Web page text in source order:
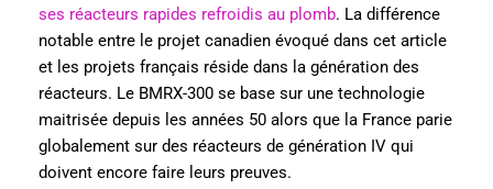
ses réacteurs rapides refroidis au plomb. La différence
notable entre le projet canadien évoqué dans cet article
et les projets français réside dans la génération des
réacteurs. Le BMRX-300 se base sur une technologie
maitrisée depuis les années 50 alors que la France parie
globalement sur des réacteurs de génération IV qui
doivent encore faire leurs preuves.